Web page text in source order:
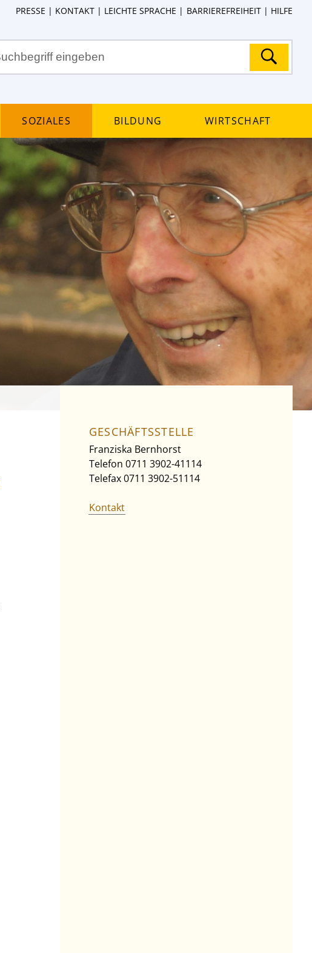
PRESSE KONTAKT LEICHTE SPRACHE BARRIEREFREIHEIT HILFE
Soziales Bildung Wirtschaft
GESCHÄFTSSTELLE
Franziska Bernhorst
Telefon 0711 3902-41114
Telefax 0711 3902-51114
Kontakt